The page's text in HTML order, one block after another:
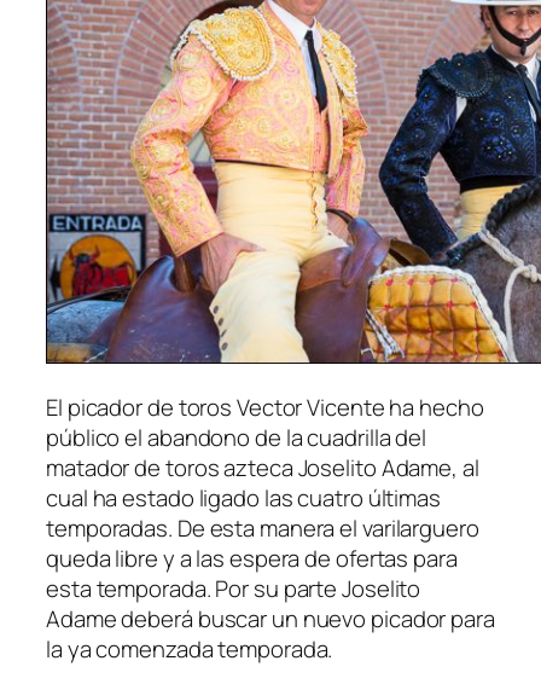
El picador de toros Vector Vicente ha hecho
público el abandono de la cuadrilla del
matador de toros azteca Joselito Adame, al
cual ha estado ligado las cuatro últimas
temporadas. De esta manera el varilarguero
queda libre y a las espera de ofertas para
esta temporada. Por su parte Joselito
Adame deberá buscar un nuevo picador para
la ya comenzada temporada.